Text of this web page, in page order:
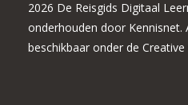
2026 De Reisgids Digitaal
onderhouden door Kennisnet.
beschikbaar onder de